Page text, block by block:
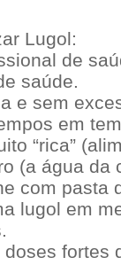
Lugol:
de
saúde.
e sem
em
“rica”
(a água da
com pasta
lugol em
fortes